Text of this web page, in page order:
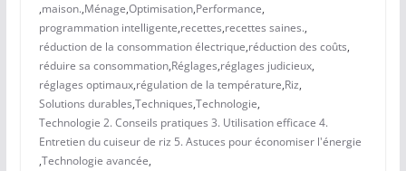
,maison.,Ménage,Optimisation,Performance,
programmation intelligente,recettes,recettes saines.,
réduction de la consommation électrique,réduction des coûts,
réduire sa consommation,Réglages,réglages judicieux,
réglages optimaux,régulation de la température,Riz,
Solutions durables,Techniques,Technologie,
Technologie 2. Conseils pratiques 3. Utilisation efficace 4.
Entretien du cuiseur de riz 5. Astuces pour économiser l'énergie
,Technologie avancée,